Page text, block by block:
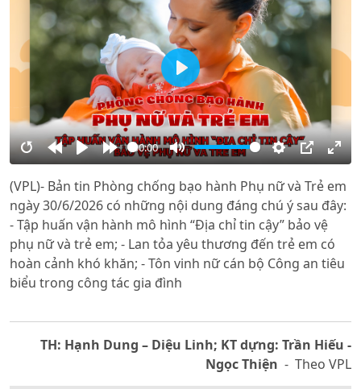
RestartRewind
10s
PlayForward
10s
00:00
Mute Settings
PIP
Play
(VPL)- Bản tin Phòng chống bạo hành Phụ nữ và Trẻ em
ngày 30/6/2026 có những nội dung đáng chú ý sau đây:
- Tập huấn vận hành mô hình “Địa chỉ tin cậy” bảo vệ
phụ nữ và trẻ em; - Lan tỏa yêu thương đến trẻ em có
hoàn cảnh khó khăn; - Tôn vinh nữ cán bộ Công an tiêu
biểu trong công tác gia đình
TH: Hạnh Dung – Diệu Linh; KT dựng: Trần Hiếu -
Ngọc Thiện - Theo VPL